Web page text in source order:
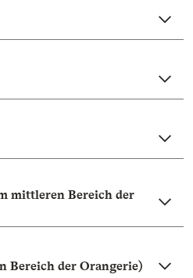
mittleren Bereich der
Bereich der Orangerie)